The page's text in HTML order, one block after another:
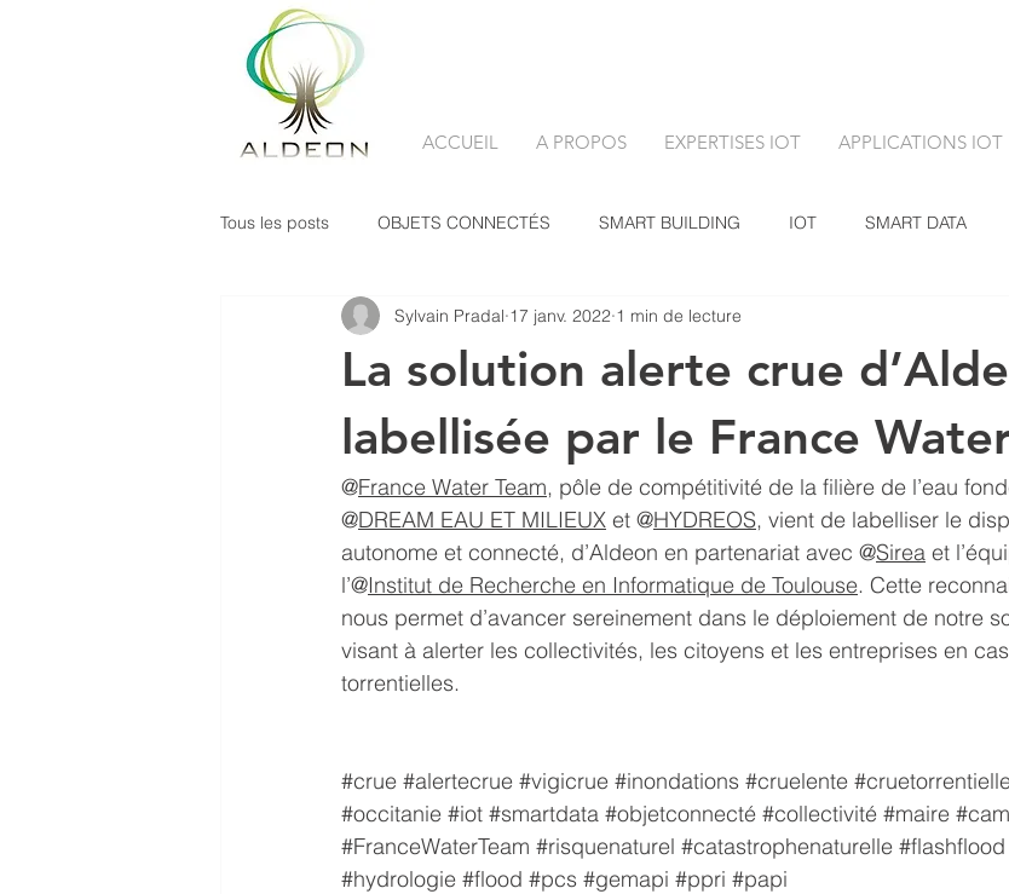
ACCUEIL A PROPOS EXPERTISES IOT APPLICATIONS IOT
Tous les posts OBJETS CONNECTÉS SMART BUILDING IOT SMART DATA
SERVICISATION
La solution alerte crue
labellisée par le France
Sylvain Pradal 17 janv. 2022 1 min de lecture
@France Water Team, pôle de compétitivité de la filière de l’eau
@DREAM EAU ET MILIEUX et @HYDREOS, vient de labelliser le
autonome et connecté, d’Aldeon en partenariat avec @Sirea et
l’@Institut de Recherche en Informatique de Toulouse. Cette
nous permet d’avancer sereinement dans le déploiement de notre
visant à alerter les collectivités, les citoyens et les entreprises en
torrentielles.
#crue #alertecrue #vigicrue #inondations #cruelente
#occitanie #iot #smartdata #objetconnecté #collectivité #maire
#FranceWaterTeam #risquenaturel #catastrophenaturelle #flashflood
#hydrologie #flood #pcs #gemapi #ppri #papi